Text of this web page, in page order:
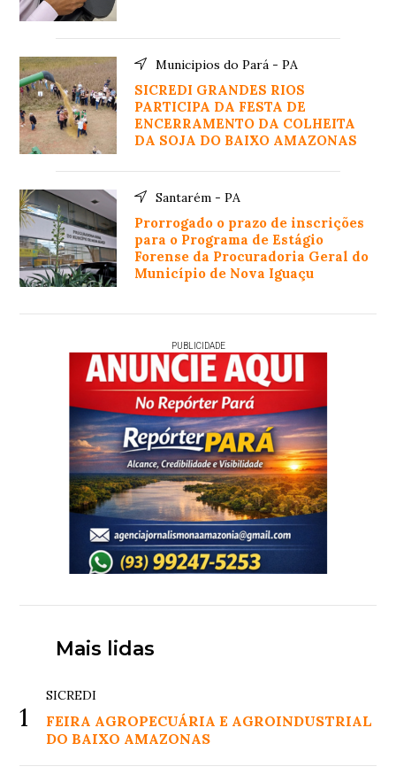
Municipios do Pará - PA
SICREDI GRANDES RIOS
PARTICIPA DA FESTA DE
ENCERRAMENTO DA COLHEITA
DA SOJA DO BAIXO AMAZONAS
Santarém - PA
Prorrogado o prazo de inscrições
para o Programa de Estágio
Forense da Procuradoria Geral do
Município de Nova Iguaçu
PUBLICIDADE
Mais lidas
1
SICREDI
FEIRA AGROPECUÁRIA E AGROINDUSTRIAL
DO BAIXO AMAZONAS